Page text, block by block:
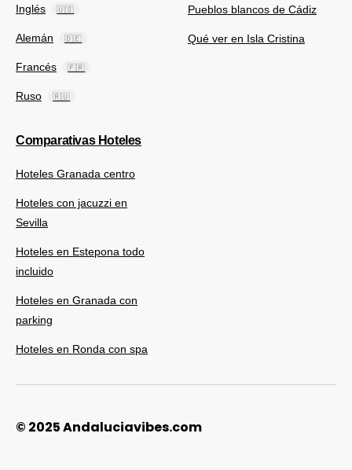
Inglés 🇺🇸
Alemán 🇩🇪
Francés 🇫🇷
Ruso 🇷🇺
Pueblos blancos de Cádiz
Qué ver en Isla Cristina
Comparativas Hoteles
Hoteles Granada centro
Hoteles con jacuzzi en
Sevilla
Hoteles en Estepona todo
incluido
Hoteles en Granada con
parking
Hoteles en Ronda con spa
© 2025 Andaluciavibes.com